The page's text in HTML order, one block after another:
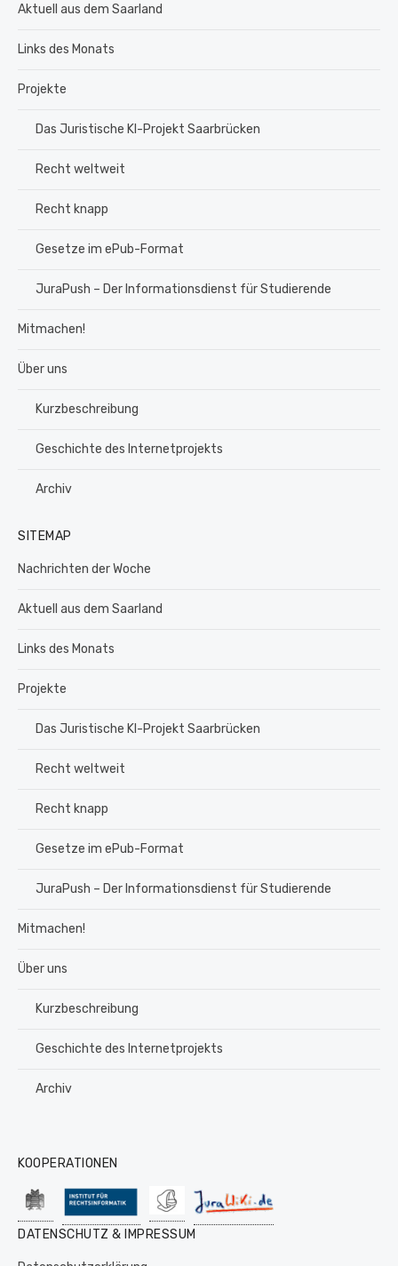
Aktuell aus dem Saarland
Links des Monats
Projekte
Das Juristische KI-Projekt Saarbrücken
Recht weltweit
Recht knapp
Gesetze im ePub-Format
JuraPush – Der Informationsdienst für Studierende
Mitmachen!
Über uns
Kurzbeschreibung
Geschichte des Internetprojekts
Archiv
SITEMAP
Nachrichten der Woche
Aktuell aus dem Saarland
Links des Monats
Projekte
Das Juristische KI-Projekt Saarbrücken
Recht weltweit
Recht knapp
Gesetze im ePub-Format
JuraPush – Der Informationsdienst für Studierende
Mitmachen!
Über uns
Kurzbeschreibung
Geschichte des Internetprojekts
Archiv
KOOPERATIONEN
DATENSCHUTZ & IMPRESSUM